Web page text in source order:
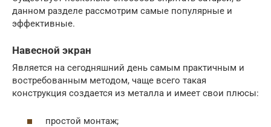
данном разделе рассмотрим самые популярные и
эффективные.
Навесной экран
Является на сегодняшний день самым практичным и
востребованным методом, чаще всего такая
конструкция создается из металла и имеет свои плюсы:
простой монтаж;